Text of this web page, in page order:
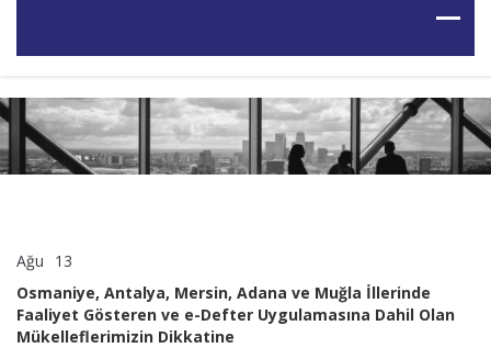
Ağu 13
Mersin,
Adana
ve
Osmaniye, Antalya, Mersin, Adana ve Muğla İllerinde
Faaliyet Gösteren ve e-Defter Uygulamasına Dahil Olan
Mükelleflerimizin Dikkatine